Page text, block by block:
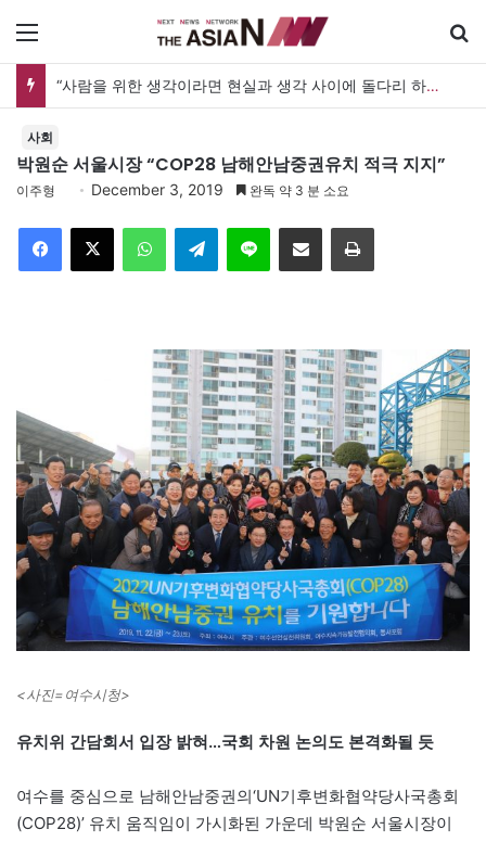
“사람을 위한 생각이라면 현실과 생각 사이에 돌다리 하나는 놓아야 하지 않을까”
사회
박원순 서울시장 “COP28 남해안남중권유치 적극 지지”
이주형 December 3, 2019 완독 약 3 분 소요
Telegram 이메일
<사진=여수시청>
유치위 간담회서 입장 밝혀…국회 차원 논의도 본격화될 듯
여수를 중심으로 남해안남중권의‘UN기후변화협약당사국총회
(COP28)’ 유치 움직임이 가시화된 가운데 박원순 서울시장이